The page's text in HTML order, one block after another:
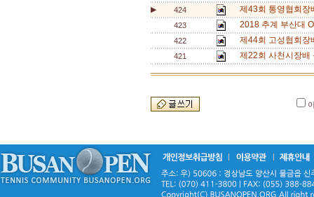
▶ 424 제43회 통영협회장
423 2018 추계 부산대
422 제44회 고성협회
421 제22회 사천시장